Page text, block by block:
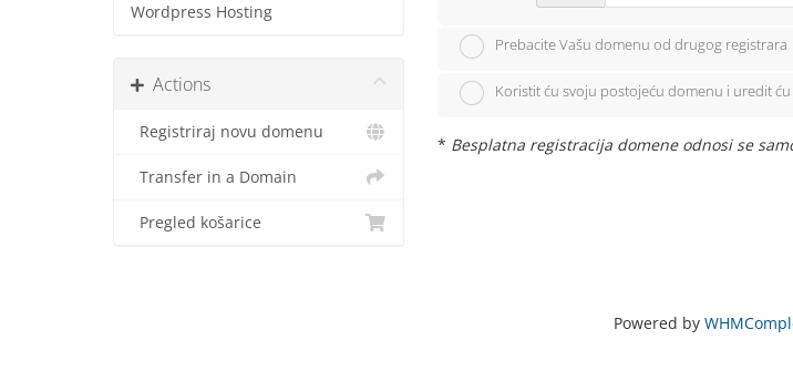
Wordpress Hosting
Actions
Registriraj novu domenu
Transfer in a Domain
Pregled košarice
Prebacite Vašu domenu od drugog registrara
Koristit ću svoju postojeću domenu i uredit
* Besplatna registracija domene odnosi se
Powered by